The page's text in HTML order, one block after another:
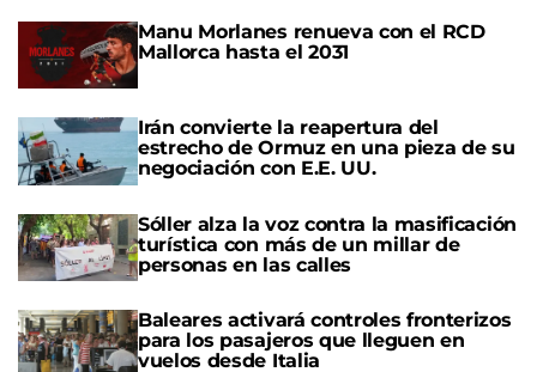
Manu Morlanes renueva con el RCD
Mallorca hasta el 2031
Irán convierte la reapertura del
estrecho de Ormuz en una pieza de su
negociación con E.E. UU.
Sóller alza la voz contra la masificación
turística con más de un millar de
personas en las calles
Baleares activará controles fronterizos
para los pasajeros que lleguen en
vuelos desde Italia